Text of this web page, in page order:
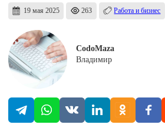
19 мая 2025 263 Работа и бизнес
CodoMaza
Владимир